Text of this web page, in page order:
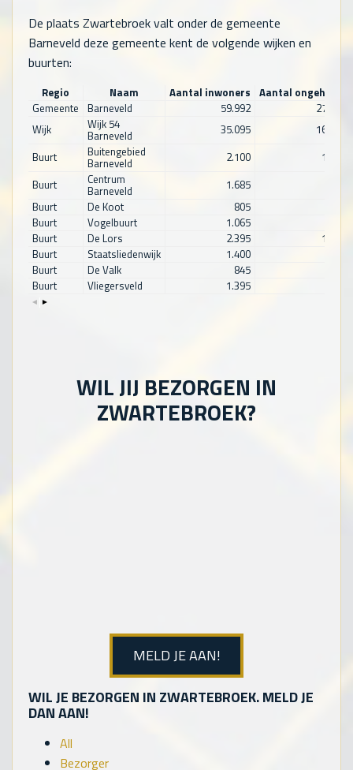
De plaats Zwartebroek valt onder de gemeente
Barneveld deze gemeente kent de volgende wijken en
buurten:
Regio Naam Aantal inwoners Aantal ongehuwd
Gemeente Barneveld 59.992
27.367
Wijk
Wijk 54
Barneveld 35.095
16.370
Buurt
Buitengebied
Barneveld 2.100
1.080
Buurt
Centrum
Barneveld 1.685
Buurt
De Koot 805
Buurt
Vogelbuurt 1.065
Buurt
De Lors 2.395
1.065
Buurt
Staatsliedenwijk 1.400
Buurt
De Valk 845
Buurt
Vliegersveld 1.395
WIL JIJ BEZORGEN IN
ZWARTEBROEK?
MELD JE AAN!
WIL JE BEZORGEN IN ZWARTEBROEK. MELD JE
DAN AAN!
All
Bezorger